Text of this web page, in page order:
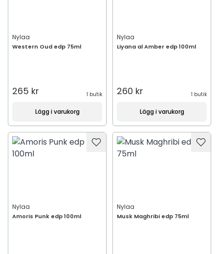
Nylaa
Western Oud edp 75ml
265 kr 1 butik
Lägg i varukorg
Nylaa
Liyana al Amber edp 100ml
260 kr 1 butik
Lägg i varukorg
Nylaa
Amoris Punk edp 100ml
Nylaa
Musk Maghribi edp 75ml